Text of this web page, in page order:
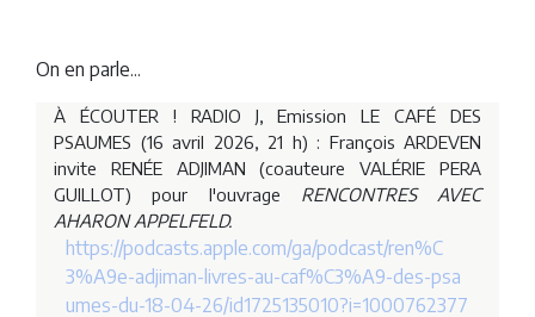
On en parle...
À ÉCOUTER ! RADIO J, Emission LE CAFÉ DES
PSAUMES (16 avril 2026, 21 h) : François ARDEVEN
invite RENÉE ADJIMAN (coauteure VALÉRIE PERA
GUILLOT) pour l'ouvrage RENCONTRES AVEC
AHARON APPELFELD.
https://podcasts.apple.com/ga/podcast/ren%C
3%A9e-adjiman-livres-au-caf%C3%A9-des-psa
umes-du-18-04-26/id1725135010?i=1000762377